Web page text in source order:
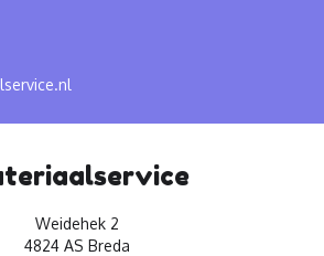
Weidehek 2
4824 AS Breda